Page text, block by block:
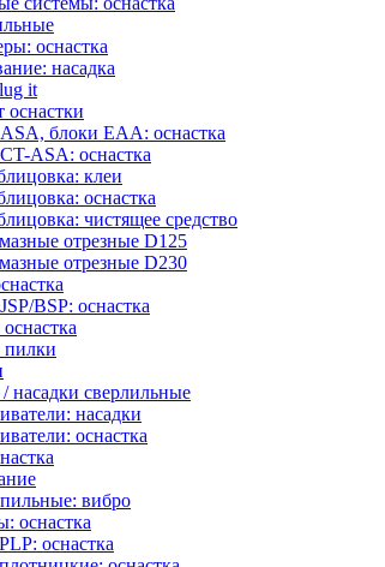
оснастка
насадка
it
оснастки
блоки EAA: оснастка
ASA: оснастка
клеи
оснастка
чистящее средство
отрезные D125
отрезные D230
BSP: оснастка
пилки
насадки сверлильные
насадки
оснастка
вибро
оснастка
оснастка